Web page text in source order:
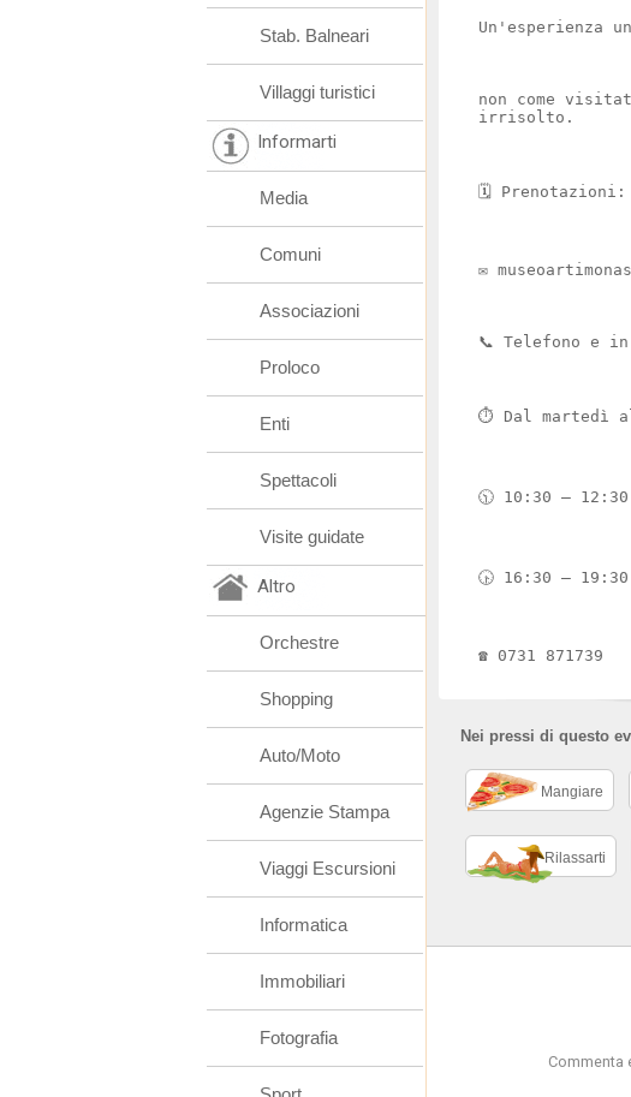
Un'esperienza
non come
irrisolto.
🗓️ Prenotazioni:
✉️
📞 Telefono e
⏱️ Dal martedì
🕥 10:30 – 12:30
🕟 16:30 – 19:30
☎️ 0731 871739
Nei pressi di questo
Mangiare
Rilassarti
Commenta
Stab. Balneari
Villaggi turistici
Informarti
Media
Comuni
Associazioni
Proloco
Enti
Spettacoli
Visite guidate
Altro
Orchestre
Shopping
Auto/Moto
Agenzie Stampa
Viaggi Escursioni
Informatica
Immobiliari
Fotografia